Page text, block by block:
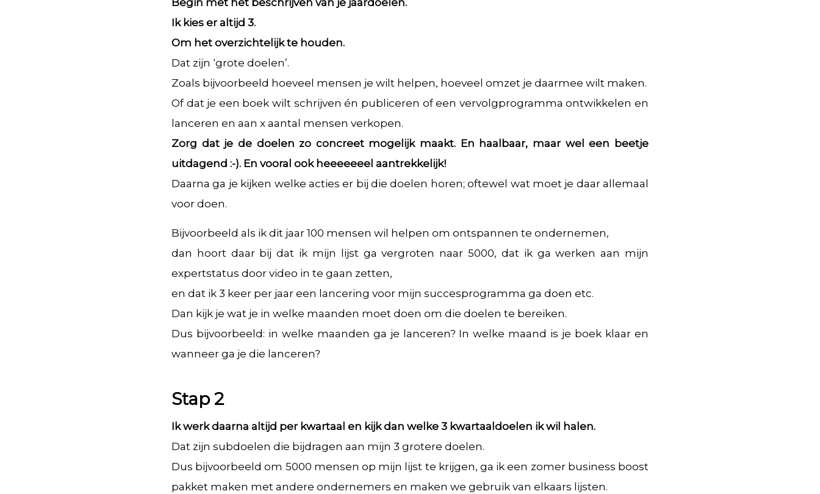
Begin met het beschrijven van je jaardoelen.
Ik kies er altijd 3.
Om het overzichtelijk te houden.
Dat zijn ‘grote doelen’.
Zoals bijvoorbeeld hoeveel mensen je wilt helpen, hoeveel omzet je daarmee wilt maken.
Of dat je een boek wilt schrijven én publiceren of een vervolgprogramma ontwikkelen en
lanceren en aan x aantal mensen verkopen.
Zorg dat je de doelen zo concreet mogelijk maakt. En haalbaar, maar wel een beetje
uitdagend :-). En vooral ook heeeeeeel aantrekkelijk!
Daarna ga je kijken welke acties er bij die doelen horen; oftewel wat moet je daar allemaal
voor doen.
Bijvoorbeeld als ik dit jaar 100 mensen wil helpen om ontspannen te ondernemen,
dan hoort daar bij dat ik mijn lijst ga vergroten naar 5000, dat ik ga werken aan mijn
expertstatus door video in te gaan zetten,
en dat ik 3 keer per jaar een lancering voor mijn succesprogramma ga doen etc.
Dan kijk je wat je in welke maanden moet doen om die doelen te bereiken.
Dus bijvoorbeeld: in welke maanden ga je lanceren? In welke maand is je boek klaar en
wanneer ga je die lanceren?
Stap 2
Ik werk daarna altijd per kwartaal en kijk dan welke 3 kwartaaldoelen ik wil halen.
Dat zijn subdoelen die bijdragen aan mijn 3 grotere doelen.
Dus bijvoorbeeld om 5000 mensen op mijn lijst te krijgen, ga ik een zomer business boost
pakket maken met andere ondernemers en maken we gebruik van elkaars lijsten.